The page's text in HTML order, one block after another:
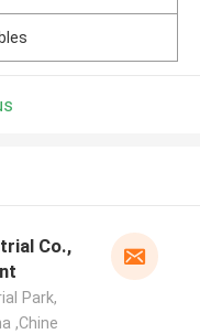
Co.,
Park,
,Chine